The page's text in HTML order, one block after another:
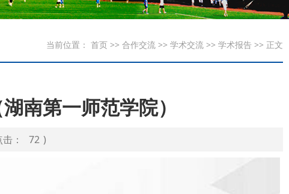
当前位置： 首页 >> 合作交流 >> 学术交流 >> 学术报告 >> 正文
南第一师范学院）
： 72 )